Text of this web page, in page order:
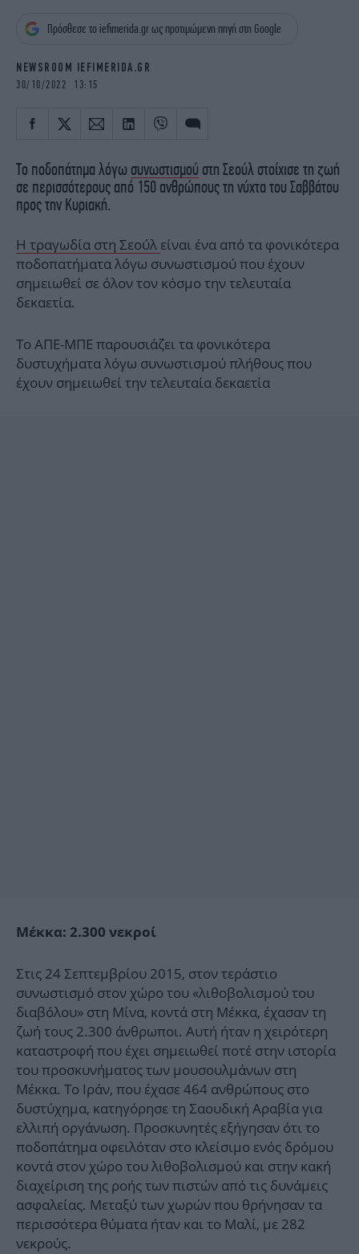
OSCARS
THE OCEAN
Πρόσθεσε το iefimerida.gr ως προτιμώμενη πηγή στη Google
NEWSROOM IEFIMERIDA.GR
30/10/2022 13:15
Το ποδοπάτημα λόγω συνωστισμού στη Σεούλ στοίχισε τη ζωή
σε περισσότερους από 150 ανθρώπους τη νύχτα του Σαββάτου
προς την Κυριακή.
Η τραγωδία στη Σεούλ είναι ένα από τα φονικότερα
ποδοπατήματα λόγω συνωστισμού που έχουν
σημειωθεί σε όλον τον κόσμο την τελευταία
δεκαετία.
Το ΑΠΕ-ΜΠΕ παρουσιάζει τα φονικότερα
δυστυχήματα λόγω συνωστισμού πλήθους που
έχουν σημειωθεί την τελευταία δεκαετία
Μέκκα: 2.300 νεκροί
Στις 24 Σεπτεμβρίου 2015, στον τεράστιο
συνωστισμό στον χώρο του «λιθοβολισμού του
διαβόλου» στη Μίνα, κοντά στη Μέκκα, έχασαν τη
ζωή τους 2.300 άνθρωποι. Αυτή ήταν η χειρότερη
καταστροφή που έχει σημειωθεί ποτέ στην ιστορία
του προσκυνήματος των μουσουλμάνων στη
Μέκκα. Το Ιράν, που έχασε 464 ανθρώπους στο
δυστύχημα, κατηγόρησε τη Σαουδική Αραβία για
ελλιπή οργάνωση. Προσκυνητές εξήγησαν ότι το
ποδοπάτημα οφειλόταν στο κλείσιμο ενός δρόμου
κοντά στον χώρο του λιθοβολισμού και στην κακή
διαχείριση της ροής των πιστών από τις δυνάμεις
ασφαλείας. Μεταξύ των χωρών που θρήνησαν τα
περισσότερα θύματα ήταν και το Μαλί, με 282
νεκρούς.